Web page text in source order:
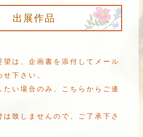
出展作品
望は、企画書を添付してメール
下さい。
たい場合のみ、こちらからご連
は致しませんので、ご了承下さ